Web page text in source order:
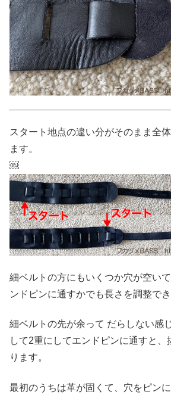
スタート地点の違い分がそのまま全
ます。
￼
細ベルトの方にもいくつか穴が空い
ンドピンに通すかでも長さを調整でき
細ベルトの先が余って だらしない感
して2重にしてエンドピンに通すと、
ります。
最初のうちは革が固くて、穴をピン